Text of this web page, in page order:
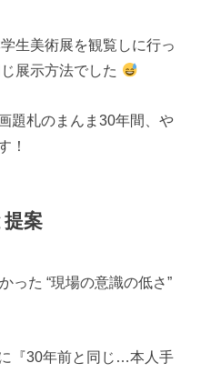
生美術展を観覧しに行っ
展示方法でした
題札のまんま30年間、や
！
案
った “現場の意識の低さ”
『30年前と同じ…本人手